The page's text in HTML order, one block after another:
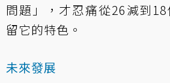
問題」，才忍痛從26減到
留它的特色。
未來發展